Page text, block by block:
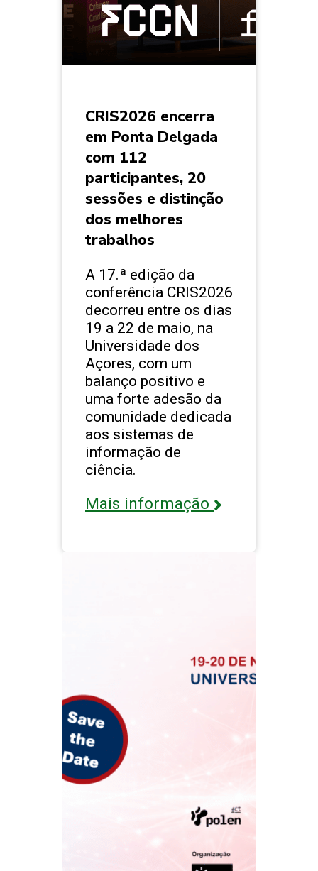
CRIS2026 encerra
em Ponta Delgada
com 112
participantes, 20
sessões e distinção
dos melhores
trabalhos
A 17.ª edição da
conferência CRIS2026
decorreu entre os dias
19 a 22 de maio, na
Universidade dos
Açores, com um
balanço positivo e
uma forte adesão da
comunidade dedicada
aos sistemas de
informação de
ciência.
Mais informação